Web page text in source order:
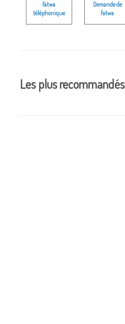
Fatwa
téléphonique
Demande de
fatwa
Les plus recommandés